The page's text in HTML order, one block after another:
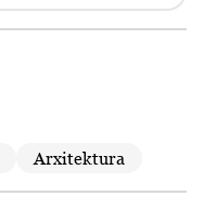
Arxitektura